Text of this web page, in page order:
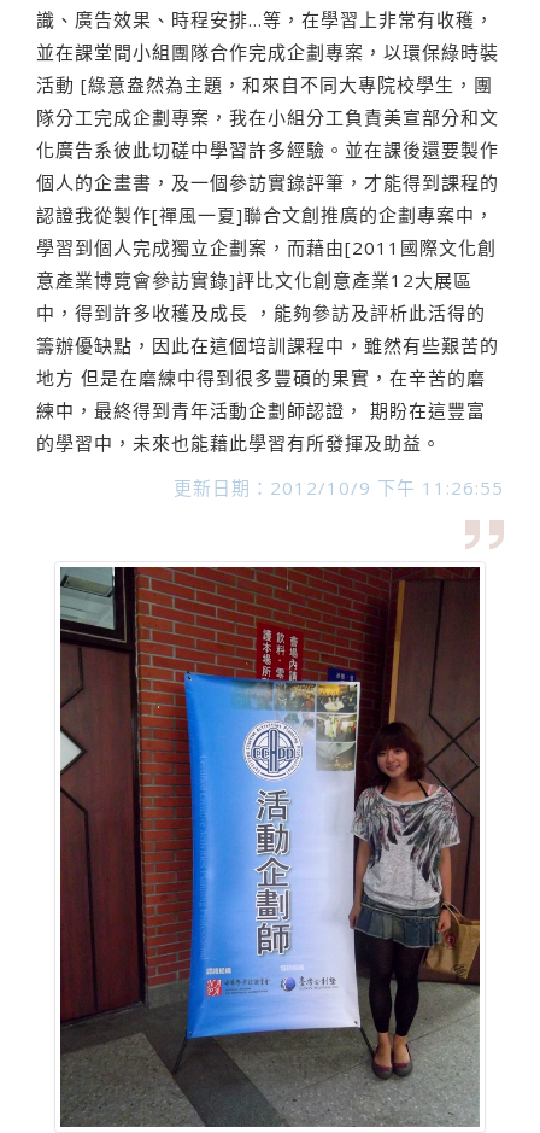
識、廣告效果、時程安排…等，在學習上非常有收穫，
並在課堂間小組團隊合作完成企劃專案，以環保綠時裝
活動 [綠意盎然為主題，和來自不同大專院校學生，團
隊分工完成企劃專案，我在小組分工負責美宣部分和文
化廣告系彼此切磋中學習許多經驗。並在課後還要製作
個人的企畫書，及一個參訪實錄評筆，才能得到課程的
認證我從製作[禪風一夏]聯合文創推廣的企劃專案中，
學習到個人完成獨立企劃案，而藉由[2011國際文化創
意產業博覽會參訪實錄]評比文化創意產業12大展區
中，得到許多收穫及成長 ，能夠參訪及評析此活得的
籌辦優缺點，因此在這個培訓課程中，雖然有些艱苦的
地方 但是在磨練中得到很多豐碩的果實，在辛苦的磨
練中，最終得到青年活動企劃師認證， 期盼在這豐富
的學習中，未來也能藉此學習有所發揮及助益。
更新日期：2012/10/9 下午 11:26:55